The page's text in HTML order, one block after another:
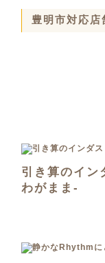
豊明市対応店
引き算のイ
わがまま-